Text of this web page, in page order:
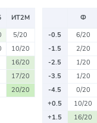
ИТ2М
5/20
10/20
16/20
17/20
20/20
Ф
-0.5
6/20
-1.5
2/20
-2.5
1/20
-3.5
1/20
-4.5
0/20
+0.5
10/20
+1.5
16/20